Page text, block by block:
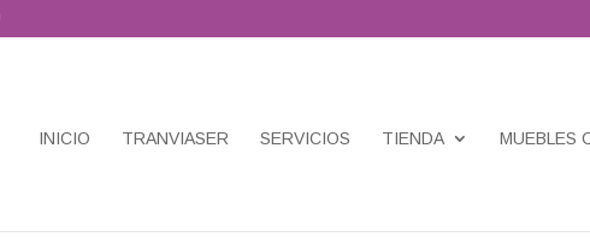
INICIO TRANVIASER SERVICIOS TIENDA MUEBLES